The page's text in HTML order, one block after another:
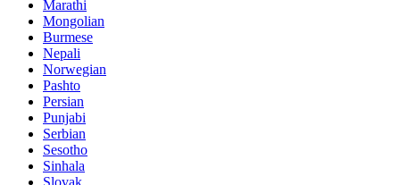
Marathi
Mongolian
Burmese
Nepali
Norwegian
Pashto
Persian
Punjabi
Serbian
Sesotho
Sinhala
Slovak